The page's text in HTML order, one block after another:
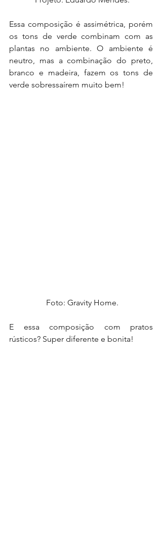
Essa composição é assimétrica, porém
os tons de verde combinam com as
plantas no ambiente. O ambiente é
neutro, mas a combinação do preto,
branco e madeira, fazem os tons de
verde sobressaírem muito bem!
Foto: Gravity Home.
E essa composição com pratos
rústicos? Super diferente e bonita!